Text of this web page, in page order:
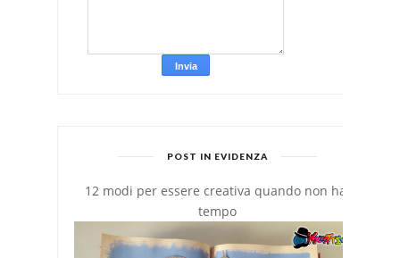
POST IN EVIDENZA
12 modi per essere creativa quando non hai
tempo